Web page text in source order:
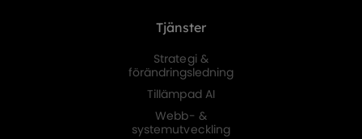
Tjänster
Strategi &
förändringsledning
Tillämpad AI
Webb- &
systemutveckling